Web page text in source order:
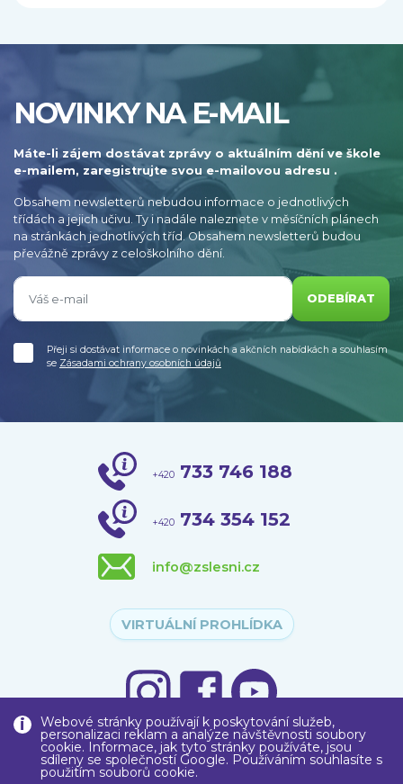
Webové stránky používají k poskytování služeb,
personalizaci reklam a analýze návštěvnosti soubory
cookie. Informace, jak tyto stránky používáte, jsou
sdíleny se společností Google. Používáním souhlasíte s
použitím souborů cookie.
NOVINKY NA E-MAIL
Máte-li zájem dostávat zprávy o aktuálním dění ve škole
e-mailem, zaregistrujte svou e-mailovou adresu .
Obsahem newsletterů nebudou informace o jednotlivých
třídách a jejich učivu. Ty i nadále naleznete v měsíčních plánech
na stránkách jednotlivých tříd. Obsahem newsletterů budou
převážně zprávy z celoškolního dění.
ODEBÍRAT
Přeji si dostávat informace o novinkách a akčních nabídkách a souhlasím
se Zásadami ochrany osobních údajů
+420 733 746 188
+420 734 354 152
info@zslesni.cz
VIRTUÁLNÍ PROHLÍDKA